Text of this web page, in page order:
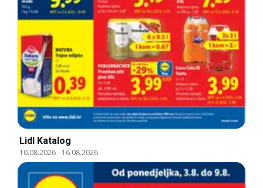
Lidl Katalog
10.08.2026- 16.08.2026